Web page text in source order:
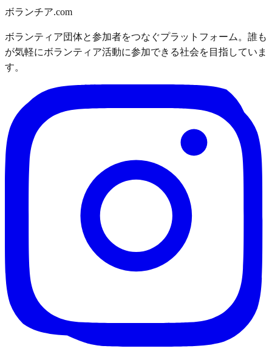
ボランチア.com
ボランティア団体と参加者をつなぐプラットフォーム。誰も
が気軽にボランティア活動に参加できる社会を目指していま
す。